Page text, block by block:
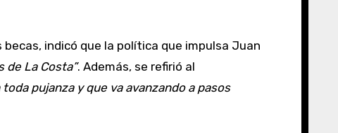
indicó que la política que impulsa Juan
de La Costa”. Además, se refirió al
pujanza y que va avanzando a pasos